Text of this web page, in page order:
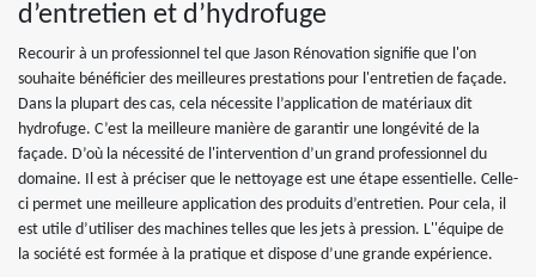
d’entretien et d’hydrofuge
Recourir à un professionnel tel que Jason Rénovation signifie que l'on
souhaite bénéficier des meilleures prestations pour l'entretien de façade.
Dans la plupart des cas, cela nécessite l’application de matériaux dit
hydrofuge. C’est la meilleure manière de garantir une longévité de la
façade. D’où la nécessité de l'intervention d’un grand professionnel du
domaine. Il est à préciser que le nettoyage est une étape essentielle. Celle-
ci permet une meilleure application des produits d’entretien. Pour cela, il
est utile d’utiliser des machines telles que les jets à pression. L''équipe de
la société est formée à la pratique et dispose d’une grande expérience.